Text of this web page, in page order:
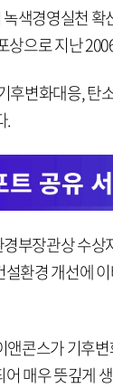
색경영실천
으로 지난
후변화대응, 탄
.
부장관상 수
환경 개선에
앤콘스가 기후
매우 뜻깊게